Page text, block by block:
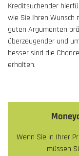
Kreditsuchender
wie Sie Ihren Wunsch
guten Argumenten
überzeugender und
besser sind die
erhalten.
Wenn Sie in Ihrer
müssen